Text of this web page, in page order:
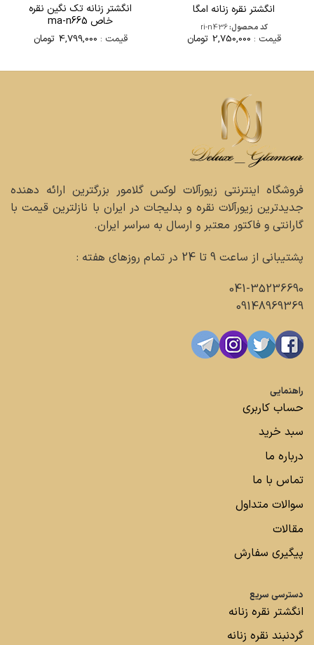
انگشتر نقره زنانه امگا
کد محصول:ri-n436
قیمت : 2,750,000 تومان
انگشتر زنانه تک نگین نقره
خاص ma-n665
قیمت : 4,799,000 تومان
فروشگاه اینترنتی زیورآلات لوکس گلامور بزرگترین ارائه دهنده
جدیدترین زیورآلات نقره و بدلیجات در ایران با نازلترین قیمت با
گارانتی و فاکتور معتبر و ارسال به سراسر ایران.
پشتیبانی از ساعت 9 تا 24 در تمام روزهای هفته :
041-35236690
09148969369
راهنمایی
حساب کاربری
سبد خرید
درباره ما
تماس با ما
سوالات متداول
مقالات
پیگیری سفارش
دسترسی سریع
انگشتر نقره زنانه
گردنبند نقره زنانه